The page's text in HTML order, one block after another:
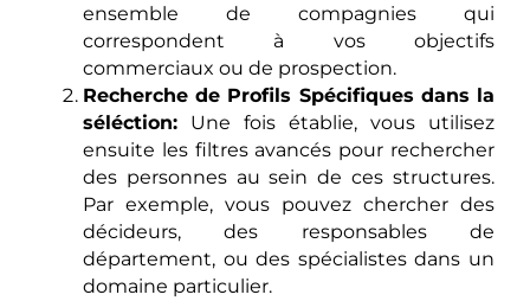
ensemble de compagnies qui
correspondent à vos objectifs
commerciaux ou de prospection.
Recherche de Profils Spécifiques dans la
séléction: Une fois établie, vous utilisez
ensuite les filtres avancés pour rechercher
des personnes au sein de ces structures.
Par exemple, vous pouvez chercher des
décideurs, des responsables de
département, ou des spécialistes dans un
domaine particulier.